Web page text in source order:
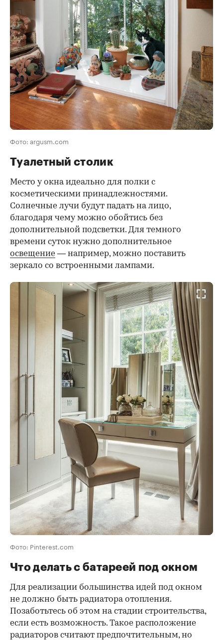
Фото: argusm.com
Туалетный столик
Место у окна идеально для полки с
косметическими принадлежностями.
Солнечные лучи будут падать на лицо,
благодаря чему можно обойтись без
дополнительной подсветки. Для темного
времени суток нужно дополнительное
освещение — например, можно поставить
зеркало со встроенными лампами.
Фото: Pinterest.com
Что делать с батареей под окном
Для реализации большинства идей под окном
не должно быть радиатора отопления.
Позаботьтесь об этом на стадии строительства,
если есть возможность. Такое расположение
радиаторов считают предпочтительным, но